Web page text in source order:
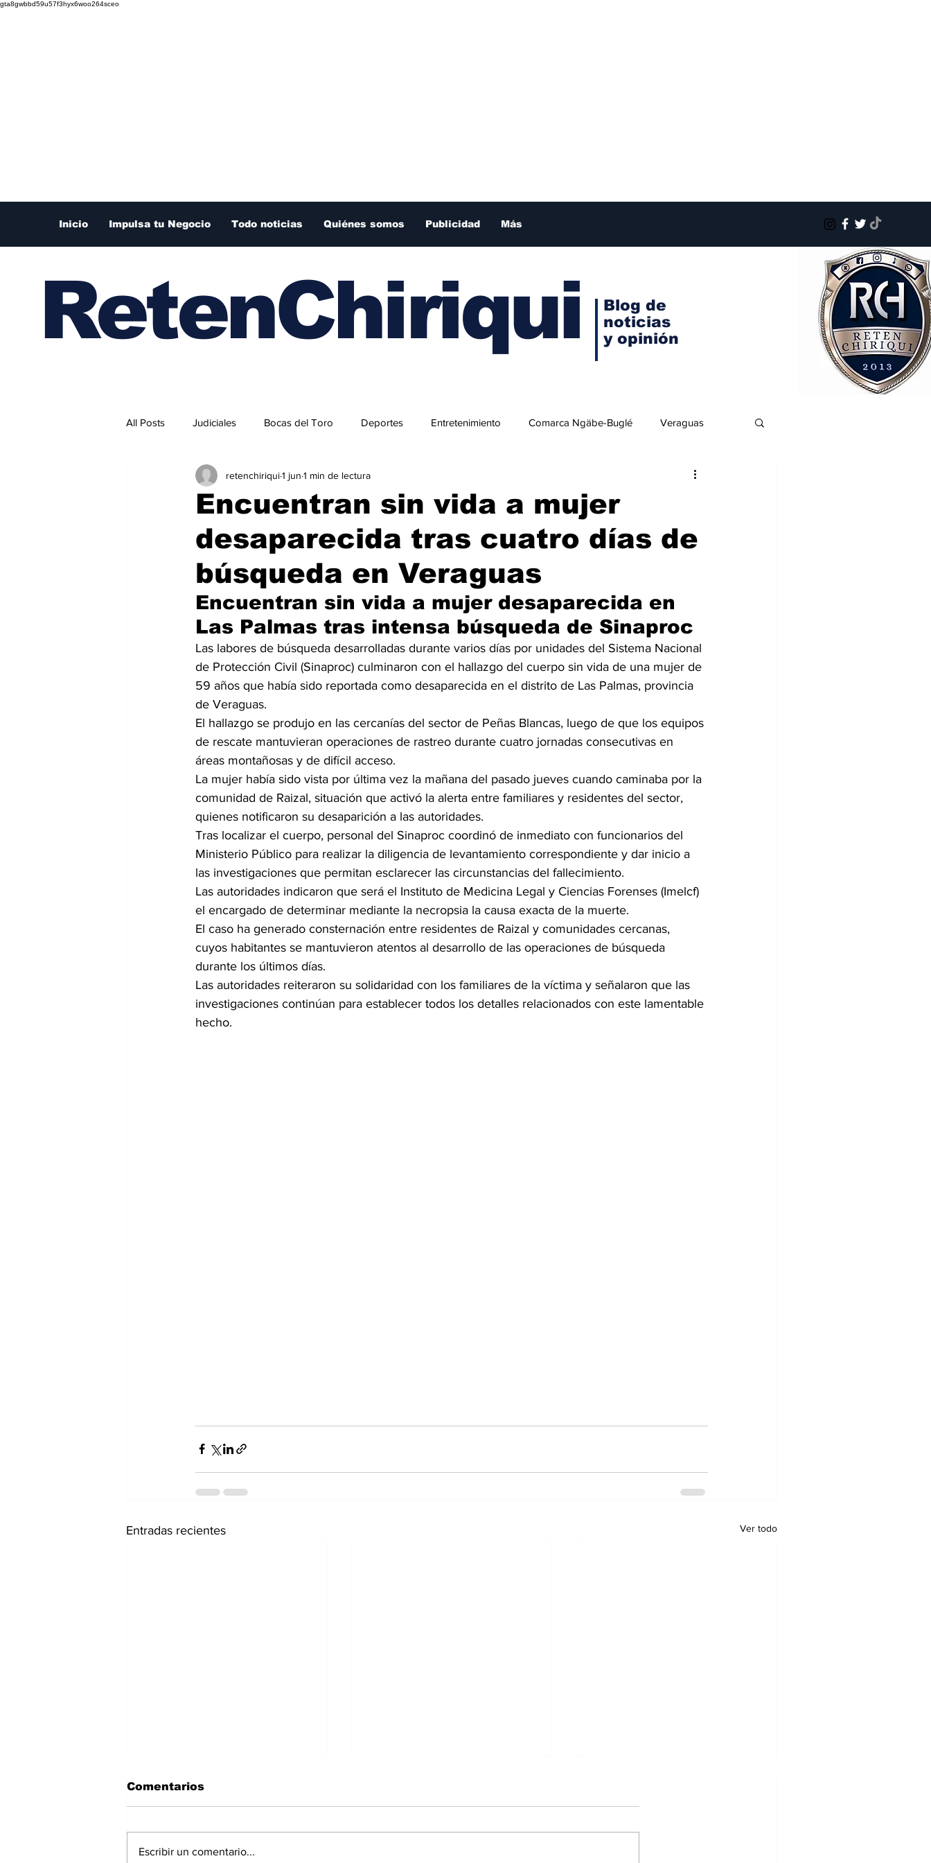
gta8gwbbd59u57f3hyx6woo264sceo
Inicio Impulsa tu Negocio Todo noticias Quiénes somos Publicidad Más
RetenChiriqui
Blog de
noticias
y opinión
All Posts Judiciales Bocas del Toro Deportes Entretenimiento Comarca Ngäbe-Buglé Veraguas
Internacionales
Encuentran sin vida a mujer
desaparecida tras cuatro días de
búsqueda en Veraguas
retenchiriqui1 jun 1 min de lectura
Encuentran sin vida a mujer desaparecida en
Las Palmas tras intensa búsqueda de Sinaproc
Las labores de búsqueda desarrolladas durante varios días por unidades del Sistema Nacional
de Protección Civil (Sinaproc) culminaron con el hallazgo del cuerpo sin vida de una mujer de
59 años que había sido reportada como desaparecida en el distrito de Las Palmas, provincia
de Veraguas.
El hallazgo se produjo en las cercanías del sector de Peñas Blancas, luego de que los equipos
de rescate mantuvieran operaciones de rastreo durante cuatro jornadas consecutivas en
áreas montañosas y de difícil acceso.
La mujer había sido vista por última vez la mañana del pasado jueves cuando caminaba por la
comunidad de Raizal, situación que activó la alerta entre familiares y residentes del sector,
quienes notificaron su desaparición a las autoridades.
Tras localizar el cuerpo, personal del Sinaproc coordinó de inmediato con funcionarios del
Ministerio Público para realizar la diligencia de levantamiento correspondiente y dar inicio a
las investigaciones que permitan esclarecer las circunstancias del fallecimiento.
Las autoridades indicaron que será el Instituto de Medicina Legal y Ciencias Forenses (Imelcf)
el encargado de determinar mediante la necropsia la causa exacta de la muerte.
El caso ha generado consternación entre residentes de Raizal y comunidades cercanas,
cuyos habitantes se mantuvieron atentos al desarrollo de las operaciones de búsqueda
durante los últimos días.
Las autoridades reiteraron su solidaridad con los familiares de la víctima y señalaron que las
investigaciones continúan para establecer todos los detalles relacionados con este lamentable
hecho.
Entradas recientes Ver todo
Comentarios
Escribir un comentario...